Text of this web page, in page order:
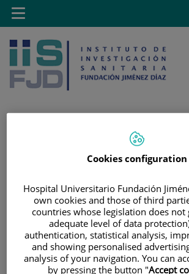
Saltar al contenido
Toggle
navigation
Cookies configuration
Hospital Universitario Fundación
own cookies and those of third
countries whose legislation does not
adequate level of data
authentication, statistical analysis,
and showing personalised
analysis of your navigation. You can
by pressing the button "Accept